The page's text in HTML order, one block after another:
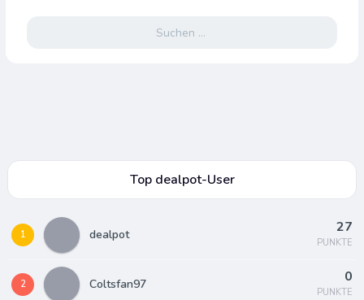
nach:
Top dealpot-User
1 dealpot 27
PUNKTE
2 Coltsfan97 0
PUNKTE